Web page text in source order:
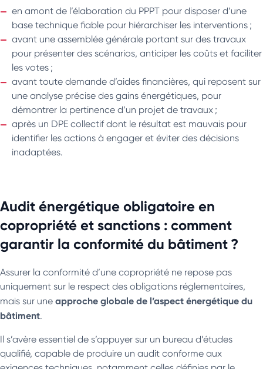
en amont de l’élaboration du PPPT pour disposer d’une
base technique fiable pour hiérarchiser les interventions ;
avant une assemblée générale portant sur des travaux
pour présenter des scénarios, anticiper les coûts et faciliter
les votes ;
avant toute demande d’aides financières, qui reposent sur
une analyse précise des gains énergétiques, pour
démontrer la pertinence d’un projet de travaux ;
après un DPE collectif dont le résultat est mauvais pour
identifier les actions à engager et éviter des décisions
inadaptées.
Audit énergétique obligatoire en
copropriété et sanctions : comment
garantir la conformité du bâtiment ?
Assurer la conformité d’une copropriété ne repose pas
uniquement sur le respect des obligations réglementaires,
mais sur une approche globale de l’aspect énergétique du
bâtiment.
Il s’avère essentiel de s’appuyer sur un bureau d’études
qualifié, capable de produire un audit conforme aux